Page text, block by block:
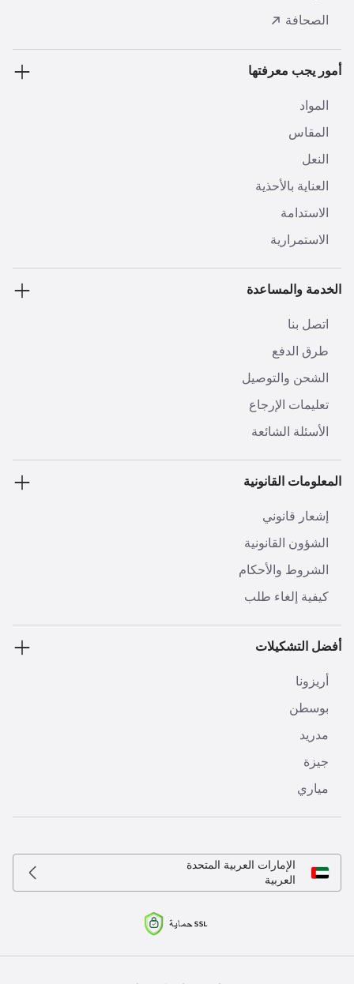
الصحافة
أمور يجب معرفتها
المواد
المقاس
النعل
العناية بالأحذية
الاستدامة
الاستمرارية
الخدمة والمساعدة
اتصل بنا
طرق الدفع
الشحن والتوصيل
تعليمات الإرجاع
الأسئلة الشائعة
المعلومات القانونية
إشعار قانوني
الشؤون القانونية
الشروط والأحكام
كيفية إلغاء طلب
أفضل التشكيلات
أريزونا
بوسطن
مدريد
جيزة
مياري
الإمارات العربية المتحدة
العربية